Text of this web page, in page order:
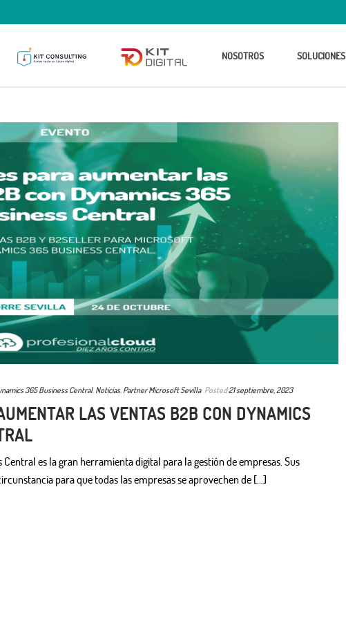
NOSOTROS SOLUCIONES
365 Business Central, Noticias, Partner Microsoft Sevilla Posted21 septiembre, 2023
LAS VENTAS B2B CON DYNAMICS
es la gran herramienta digital para la gestión de empresas. Sus
para que todas las empresas se aprovechen de [...]